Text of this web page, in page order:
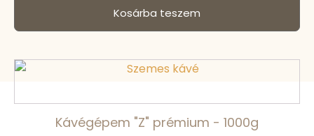
Kosárba teszem
Kávégépem "Z" prémium - 1000g